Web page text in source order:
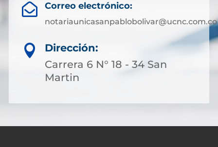
 Correo electrónico:
notariaunicasanpablobolivar@ucnc.com.co

Dirección:
Carrera 6 N° 18 - 34 San
Martin